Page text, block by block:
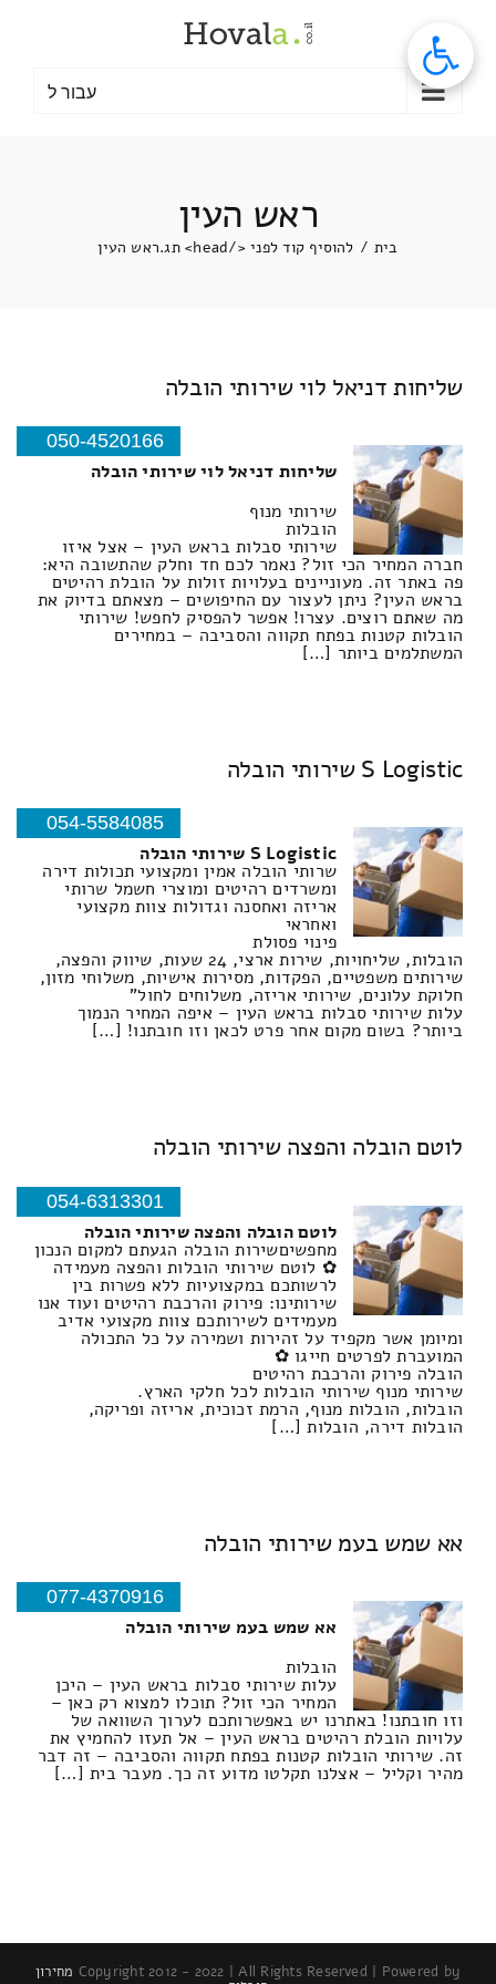
עבור ל
ראש העין
בית / להוסיף קוד לפני </head> תג. ראש העין
שליחות דניאל לוי שירותי הובלה
050-4520166
שליחות דניאל לוי שירותי הובלה
שירותי מנוף
הובלות
שירותי סבלות בראש העין – אצל איזו
חברה המחיר הכי זול? נאמר לכם חד וחלק שהתשובה היא:
פה באתר זה. מעוניינים בעלויות זולות על הובלת רהיטים
בראש העין? ניתן לעצור עם החיפושים – מצאתם בדיוק את
מה שאתם רוצים. עצרו! אפשר להפסיק לחפש! שירותי
הובלות קטנות בפתח תקווה והסביבה – במחירים
המשתלמים ביותר […]
S Logistic שירותי הובלה
054-5584085
S Logistic שירותי הובלה
שרותי הובלה אמין ומקצועי תכולות דירה
ומשרדים רהיטים ומוצרי חשמל שרותי
אריזה ואחסנה וגדולות צוות מקצועי
ואחראי
פינוי פסולת
הובלות, שליחויות, שירות ארצי, 24 שעות, שיווק והפצה,
שירותים משפטיים, הפקדות, מסירות אישיות, משלוחי מזון,
חלוקת עלונים, שירותי אריזה, משלוחים לחול"
עלות שירותי סבלות בראש העין – איפה המחיר הנמוך
ביותר? בשום מקום אחר פרט לכאן וזו חובתנו! […]
לוטם הובלה והפצה שירותי הובלה
054-6313301
לוטם הובלה והפצה שירותי הובלה
מחפשיםשירות הובלה הגעתם למקום הנכון
✿ לוטם שירותי הובלות והפצה מעמידה
לרשותכם במקצועיות ללא פשרות בין
שירותינו: פירוק והרכבת רהיטים ועוד אנו
מעמידים לשירותכם צוות מקצועי אדיב
ומיומן אשר מקפיד על זהירות ושמירה על כל התכולה
המועברת לפרטים חייגו ✿
הובלה פירוק והרכבת רהיטים
שירותי מנוף שירותי הובלות לכל חלקי הארץ.
הובלות, הובלות מנוף, הרמת זכוכית, אריזה ופריקה,
הובלות דירה, הובלות […]
אא שמש בעמ שירותי הובלה
077-4370916
אא שמש בעמ שירותי הובלה
הובלות
עלות שירותי סבלות בראש העין – היכן
המחיר הכי זול? תוכלו למצוא רק כאן –
וזו חובתנו! באתרנו יש באפשרותכם לערוך השוואה של
עלויות הובלת רהיטים בראש העין – אל תעזו להחמיץ את
זה. שירותי הובלות קטנות בפתח תקווה והסביבה – זה דבר
מהיר וקליל – אצלנו תקלטו מדוע זה כך. מעבר בית […]
Copyright 2012 - 2022 | All Rights Reserved | Powered by מחירון